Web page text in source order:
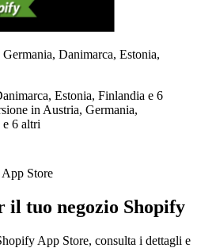
Danimarca, Estonia,
Estonia, Finlandia e 6
in Austria, Germania,
6 altri
Store
tuo negozio Shopify
App Store, consulta i dettagli e